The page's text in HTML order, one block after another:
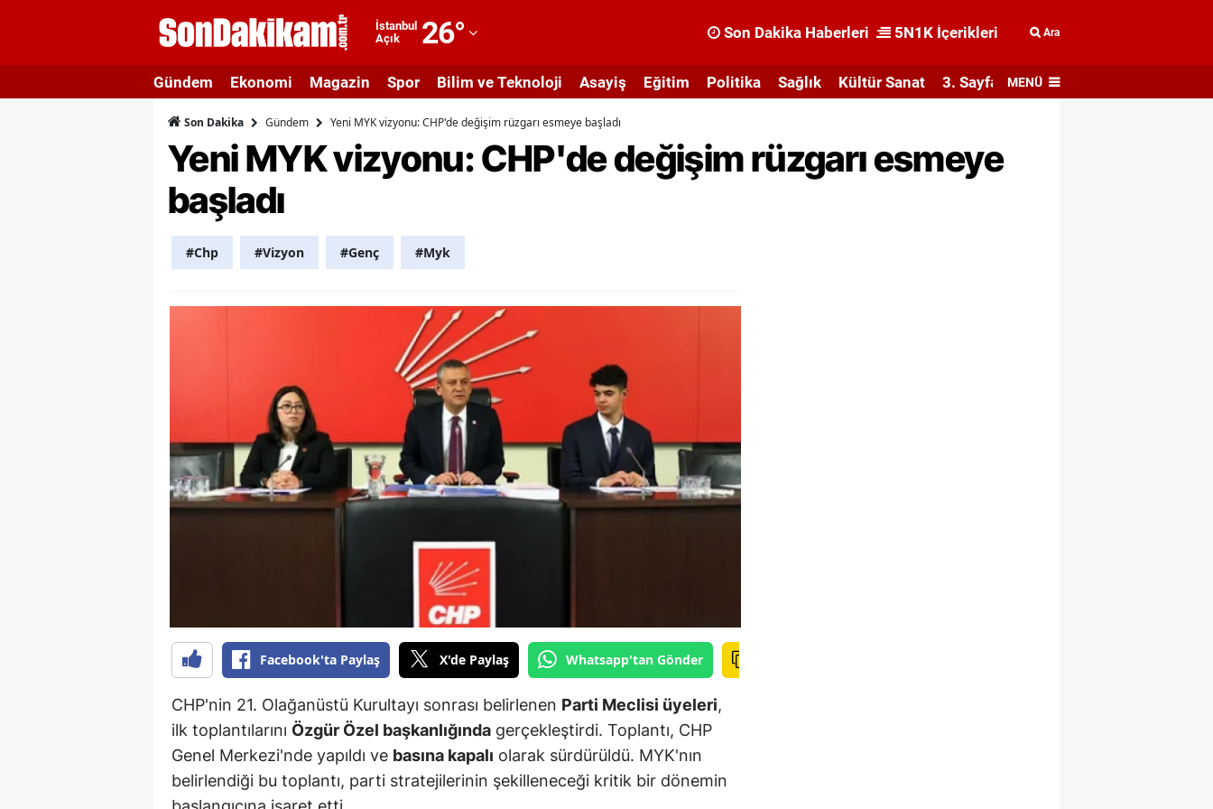
İstanbul
Açık
26°
Adıyaman
Afyonkarahisar
Ağrı
Ankara
Artvin
Aydın
Balıkesir
Bilecik
Bingöl
Bitlis
Burdur
Bursa
Çanakkale
Çankırı
Çorum
Denizli
Diyarbakır
Son Dakika Haberleri 5N1K İçerikleri Ara
Gündem Ekonomi Magazin Spor Bilim ve Teknoloji Asayiş Eğitim Politika Sağlık Kültür Sanat 3. Sayfa MENÜ
Son Dakika Gündem Yeni MYK vizyonu: CHP'de değişim rüzgarı esmeye başladı
Yeni MYK vizyonu: CHP'de değişim rüzgarı esmeye
başladı
#Chp #Vizyon #Genç #Myk
Facebook'ta Paylaş X'de Paylaş Whatsapp'tan Gönder
CHP'nin 21. Olağanüstü Kurultayı sonrası belirlenen Parti Meclisi üyeleri,
ilk toplantılarını Özgür Özel başkanlığında gerçekleştirdi. Toplantı, CHP
Genel Merkezi'nde yapıldı ve basına kapalı olarak sürdürüldü. MYK'nın
belirlendiği bu toplantı, parti stratejilerinin şekilleneceği kritik bir dönemin